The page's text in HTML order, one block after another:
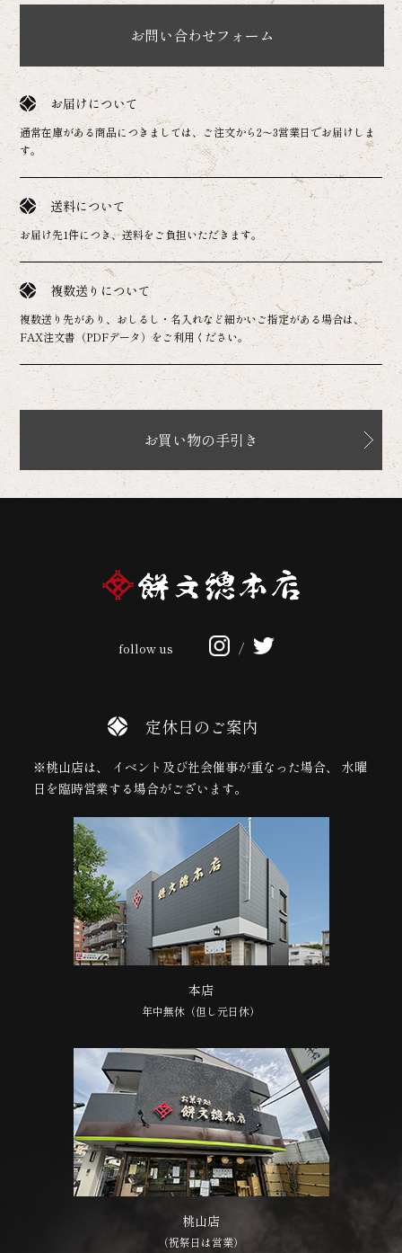
お問い合わせフォーム
お届けについて
通常在庫がある商品につきましては、ご注文から2～3営業日でお届けしま
す。
送料について
お届け先1件につき、送料をご負担いただきます。
複数送りについて
複数送り先があり、おしるし・名入れなど細かいご指定がある場合は、
FAX注文書（PDFデータ）をご利用ください。
お買い物の手引き
follow us /
定休日のご案内
※桃山店は、 イベント及び社会催事が重なった場合、 水曜
日を臨時営業する場合がございます。
本店
年中無休（但し元日休）
桃山店
（祝祭日は営業）